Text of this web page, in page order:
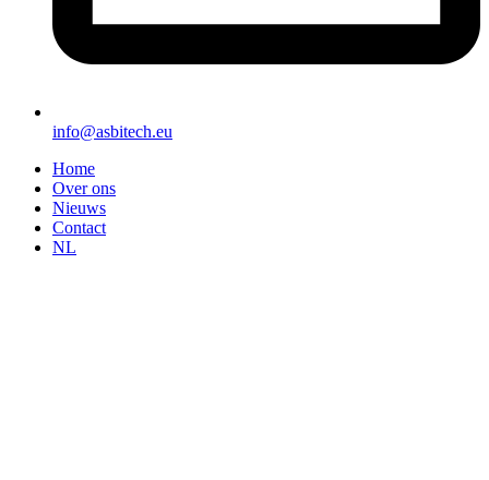
info@asbitech.eu
Home
Over ons
Nieuws
Contact
NL